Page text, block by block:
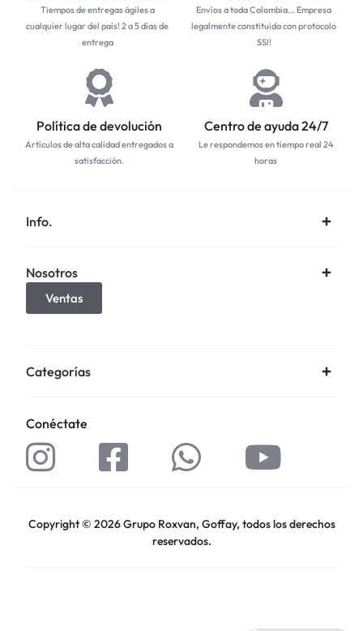
Tiempos de entregas ágiles a
cualquier lugar del país! 2 a 5 días de
entrega
Envíos a toda Colombia... Empresa
legalmente constituida con protocolo
SSl!
Política de devolución
Artículos de alta calidad entregados a
satisfacción.
Centro de ayuda 24/7
Le respondemos en tiempo real 24
horas
Info.
Nosotros
Ventas
Categorías
Conéctate
Copyright © 2026 Grupo Roxvan, Goffay, todos los derechos
reservados.